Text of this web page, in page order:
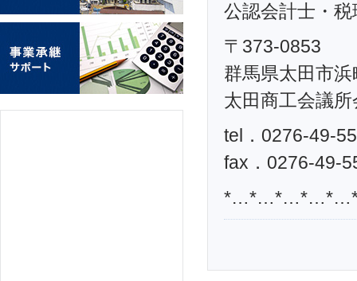
公認会計士・
〒373-0853
群馬県太田市
太田商工会議
tel．0276-49-
fax．0276-49-